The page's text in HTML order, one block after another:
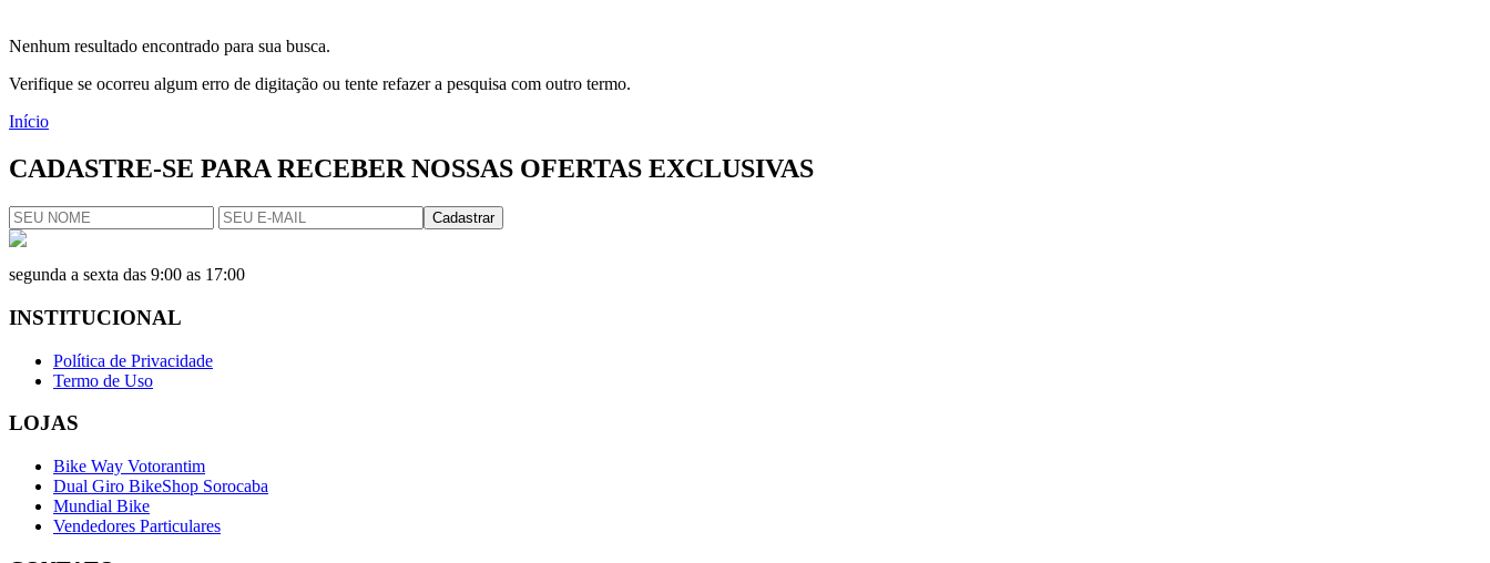
Nenhum resultado encontrado para sua busca.
Verifique se ocorreu algum erro de digitação ou tente refazer a pesquisa com outro termo.
Início
CADASTRE-SE PARA RECEBER NOSSAS OFERTAS EXCLUSIVAS
Cadastrar
segunda a sexta das 9:00 as 17:00
INSTITUCIONAL
Política de Privacidade
Termo de Uso
LOJAS
Bike Way Votorantim
Dual Giro BikeShop Sorocaba
Mundial Bike
Vendedores Particulares